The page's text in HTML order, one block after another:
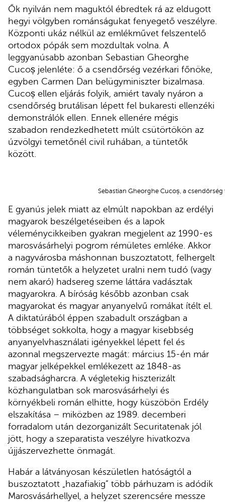
Ők nyilván nem maguktól ébredtek rá az eldugott
hegyi völgyben románságukat fenyegető veszélyre.
Központi ukáz nélkül az emlékművet felszentelő
ortodox pópák sem mozdultak volna. A
leggyanúsabb azonban Sebastian Gheorghe
Cucoș jelenléte: ő a csendőrség vezérkari főnöke,
egyben Carmen Dan belügyminiszter bizalmasa.
Cucoș ellen eljárás folyik, amiért tavaly nyáron a
csendőrség brutálisan lépett fel bukaresti ellenzéki
demonstrálók ellen. Ennek ellenére mégis
szabadon rendezkedhetett múlt csütörtökön az
úzvölgyi temetőnél civil ruhában, a tüntetők
között.
Sebastian Gheorghe Cucoș, a
E gyanús jelek miatt az elmúlt napokban az erdélyi
magyarok beszélgetéseiben és a lapok
véleménycikkeiben gyakran megjelent az 1990-es
marosvásárhelyi pogrom rémületes emléke. Akkor
a nagyvárosba máshonnan buszoztatott, felhergelt
román tüntetők a helyzetet uralni nem tudó (vagy
nem akaró) hadsereg szeme láttára vadásztak
magyarokra. A bíróság később azonban csak
magyarokat és magyar anyanyelvű romákat ítélt el.
A diktatúrából éppen szabadult országban a
többséget sokkolta, hogy a magyar kisebbség
anyanyelvhasználati igényekkel lépett fel és
azonnal megszervezte magát: március 15-én már
magyar jelképekkel emlékezett az 1848-as
szabadságharcra. A végletekig hiszterizált
közhangulatban sok marosvásárhelyi és
környékbeli román elhitte, hogy küszöbön Erdély
elszakítása – miközben az 1989. decemberi
forradalom után dezorganizált Securitatenak jól
jött, hogy a szeparatista veszélyre hivatkozva
újjászervezhette önmagát.
Habár a látványosan készületlen hatóságtól a
buszoztatott „hazafiakig” több párhuzam is adódik
Marosvásárhellyel, a helyzet szerencsére messze